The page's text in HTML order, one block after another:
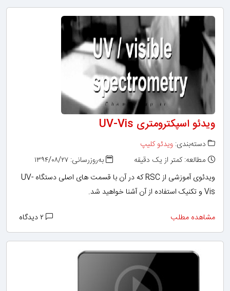
ویدئو اسپکترومتری UV-Vis
دسته‌بندی: ویدئو کلیپ
مطالعه: کمتر از یک دقیقه
به‌روزرسانی: ۱۳۹۴/۰۸/۲۷
ویدئوی آموزشی از RSC که در آن با قسمت های اصلی دستگاه UV-
Vis و تکنیک استفاده از آن آشنا خواهید شد.
مشاهده مطلب